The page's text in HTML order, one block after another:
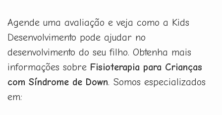
Agende uma avaliação e veja como a Kids
Desenvolvimento pode ajudar no
desenvolvimento do seu filho. Obtenha mais
informações sobre Fisioterapia para Crianças
com Síndrome de Down. Somos especializados
em: